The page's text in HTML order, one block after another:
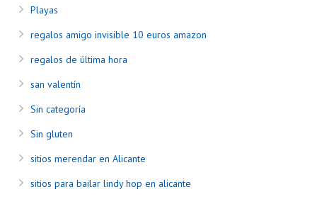
Playas
regalos amigo invisible 10 euros amazon
regalos de última hora
san valentín
Sin categoría
Sin gluten
sitios merendar en Alicante
sitios para bailar lindy hop en alicante